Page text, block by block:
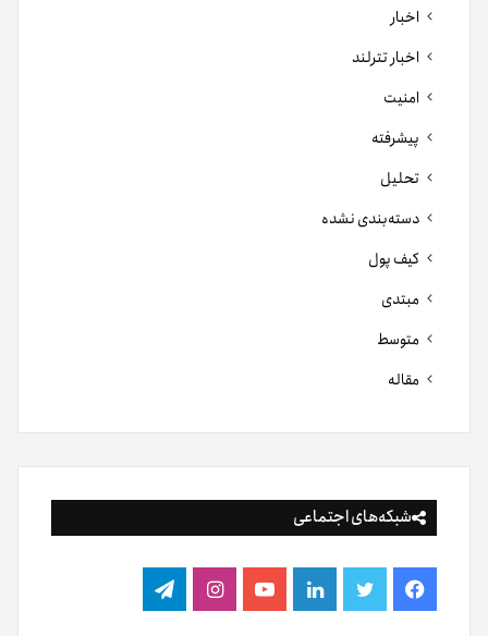
اخبار
اخبار تترلند
امنیت
پیشرفته
تحلیل
دسته‌بندی نشده
کیف پول
مبتدی
متوسط
مقاله
شبکه‌های اجتماعی
فیس توییتر لینکدینیوتیوباینستاگرام
تلگرام